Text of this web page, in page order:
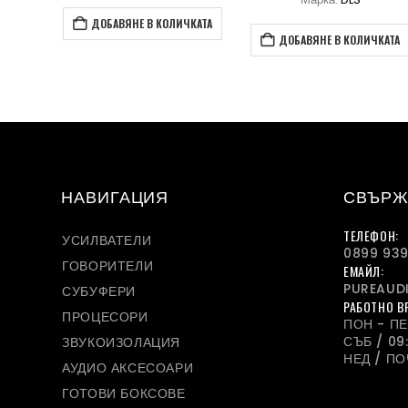
ДОБАВЯНЕ В КОЛИЧКАТА /
ДОБАВЯНЕ В КОЛИЧКАТА
НАВИГАЦИЯ
УСИЛВАТЕЛИ
ГОВОРИТЕЛИ
СУБУФЕРИ
ПРОЦЕСОРИ
ЗВУКОИЗОЛАЦИЯ
АУДИО АКСЕСОАРИ
ГОТОВИ БОКСОВЕ
ТЕЛЕФОН:
0899
ЕМАЙЛ:
РАБОТНО
ПОН -
СЪБ /
НЕД /